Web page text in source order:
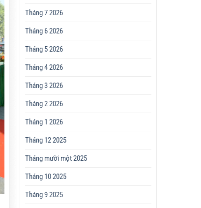
Tháng 7 2026
Tháng 6 2026
Tháng 5 2026
Tháng 4 2026
Tháng 3 2026
Tháng 2 2026
Tháng 1 2026
Tháng 12 2025
Tháng mười một 2025
Tháng 10 2025
Tháng 9 2025